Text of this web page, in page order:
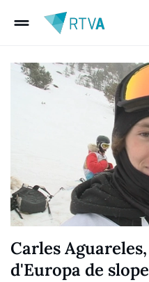
drag_handle
Carles
d'Europa de